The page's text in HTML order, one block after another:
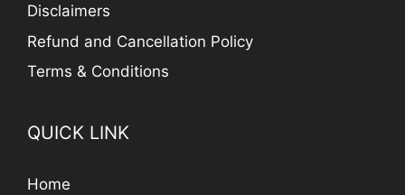
Disclaimers
Refund and Cancellation Policy
Terms & Conditions
QUICK LINK
Home